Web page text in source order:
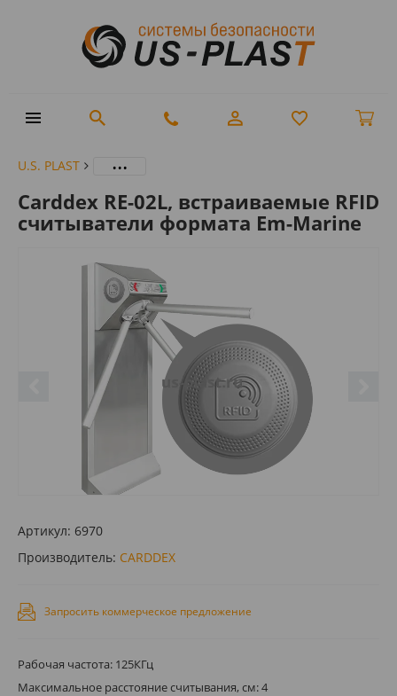
U.S. PLAST ...
Carddex RE-02L, встраиваемые RFID
считыватели формата Em-Marine
Артикул: 6970
Производитель: CARDDEX
Запросить коммерческое предложение
Рабочая частота: 125КГц
Максимальное расстояние считывания, см: 4